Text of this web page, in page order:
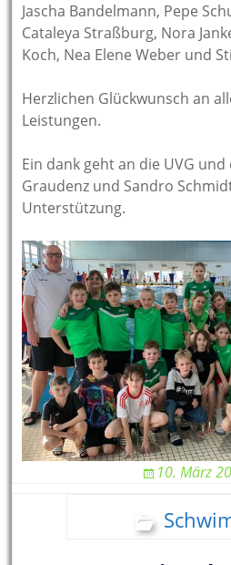
Jascha Bandelmann, Pepe
Cataleya Straßburg, Nora
Koch, Nea Elene Weber und
Herzlichen Glückwunsch an
Leistungen.
Ein dank geht an die UVG
Graudenz und Sandro
Unterstützung.
10. März